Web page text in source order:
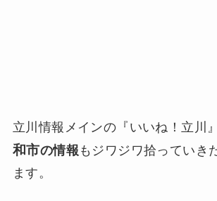
立川情報メインの『いいね！立川
和市の情報 もジワジワ拾っていき
ます。